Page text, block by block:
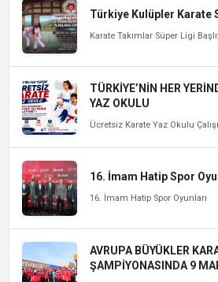
Türkiye Kulüpler Karate
Karate Takımlar Süper Ligi
TÜRKİYE’NİN HER
YAZ OKULU
Ücretsiz Karate Yaz Okulu
16. İmam Hatip Spor
16. İmam Hatip Spor Oyunları
AVRUPA BÜYÜKLER
ŞAMPİYONASINDA 9